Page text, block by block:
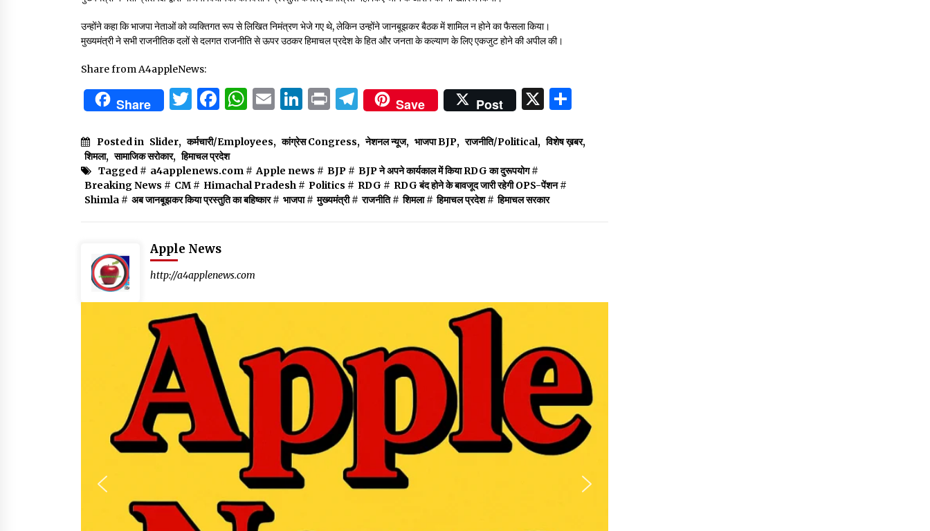
उन्होंने कहा कि भाजपा नेताओं को व्यक्तिगत रूप से लिखित निमंत्रण भेजे गए थे, लेकिन उन्होंने जानबूझकर बैठक में शामिल न होने का फैसला किया।
मुख्यमंत्री ने सभी राजनीतिक दलों से दलगत राजनीति से ऊपर उठकर हिमाचल प्रदेश के हित और जनता के कल्याण के लिए एकजुट होने की अपील की।
Share from A4appleNews:
Share Twitter
Facebook
WhatsApp
EmailLinkedIn
PrintTelegram
Save Post X
Posted in Slider, कर्मचारी/Employees, कांग्रेस Congress, नेशनल न्यूज, भाजपा BJP, राजनीति/Political, विशेष ख़बर,
शिमला, सामाजिक सरोकार, हिमाचल प्रदेश
Tagged # a4applenews.com # Apple news # BJP # BJP ने अपने कार्यकाल में किया RDG का दुरूपयोग#
Breaking News # CM# Himachal Pradesh # Politics # RDG # RDG बंद होने के बावजूद जारी रहेगी OPS-पेंशन#
Shimla # अब जानबूझकर किया प्रस्तुति का बहिष्कार# भाजपा# मुख्यमंत्री# राजनीति# शिमला# हिमाचल प्रदेश# हिमाचल सरकार
Apple News
http://a4applenews.com